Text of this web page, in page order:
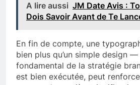
A lire aussi JM Date Avis :
Dois Savoir Avant de Te
En fin de compte, une
bien plus qu’un simple design —
fondamental de la stratégie
est bien exécutée, peut